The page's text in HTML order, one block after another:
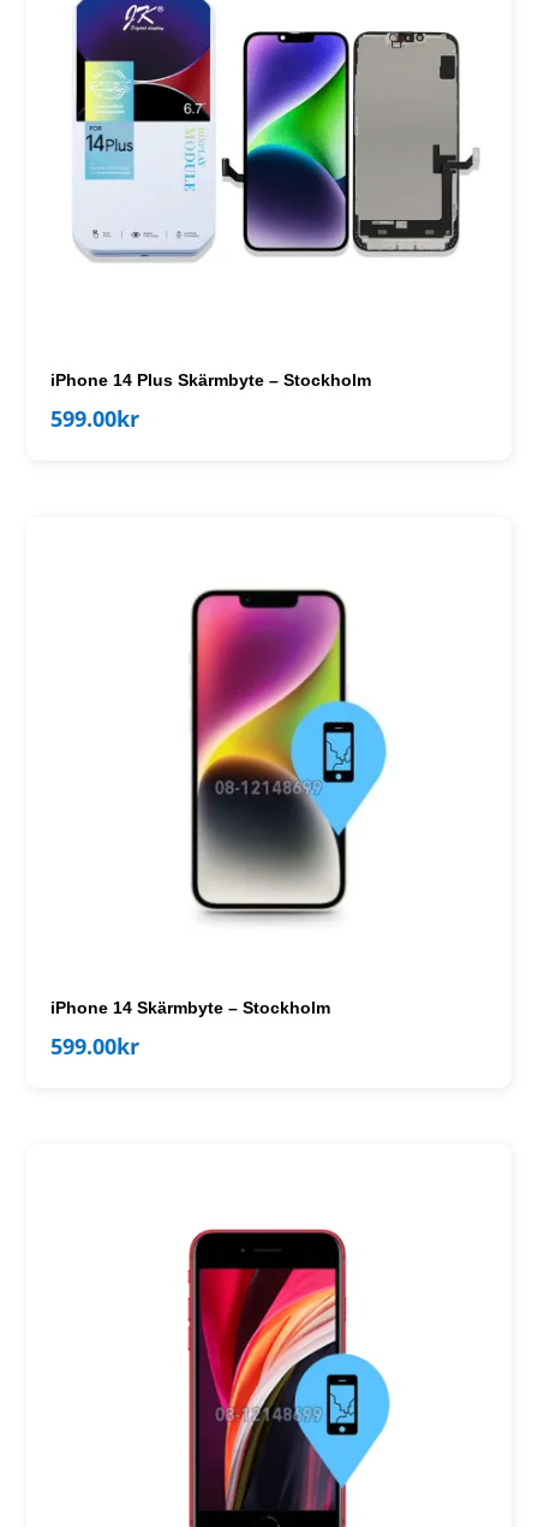
iPhone 14 Plus Skärmbyte – Stockholm
599.00kr
iPhone 14 Skärmbyte – Stockholm
599.00kr